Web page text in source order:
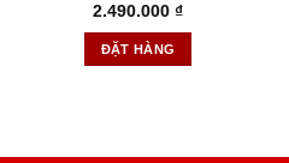
2.490.000 ₫
ĐẶT HÀNG